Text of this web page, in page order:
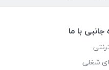
با ما
شغلی